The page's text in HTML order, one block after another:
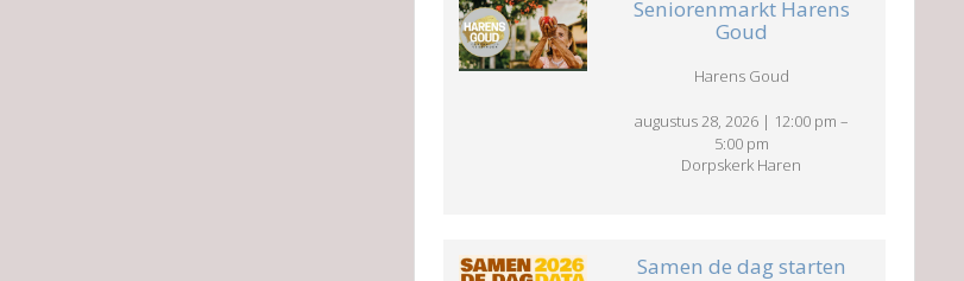
Seniorenmarkt Harens
Goud
Harens Goud
augustus 28, 2026 | 12:00 pm –
5:00 pm
Dorpskerk Haren
Samen de dag starten